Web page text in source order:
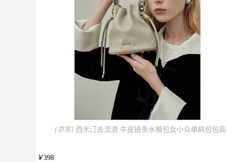
[京东] 西木汀去流浪 牛皮链条水桶包女小众单肩包包
￥398